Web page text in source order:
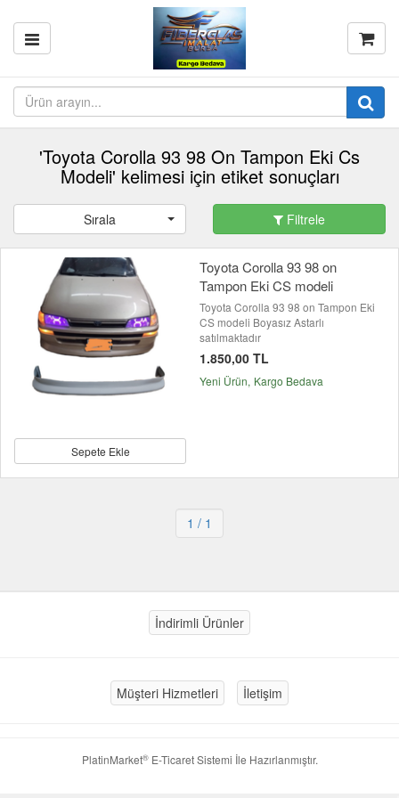
'Toyota Corolla 93 98 On Tampon Eki Cs
Modeli' kelimesi için etiket sonuçları
Sırala Filtrele
Sepete Ekle
Toyota Corolla 93 98 on
Tampon Eki CS modeli
Toyota Corolla 93 98 on Tampon Eki
CS modeli Boyasız Astarlı
satılmaktadır
1.850,00 TL
Yeni Ürün Kargo Bedava
1 / 1
İndirimli Ürünler
Müşteri Hizmetleri İletişim
PlatinMarket®E-Ticaret Sistemi İle Hazırlanmıştır.